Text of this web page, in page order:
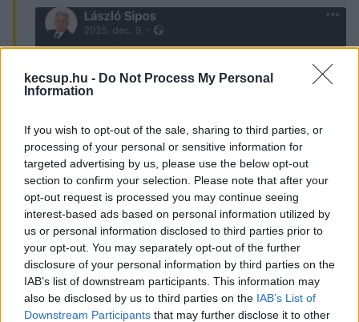
kecsup.hu - Do Not Process My Personal
Information
If you wish to opt-out of the sale, sharing to third parties, or
processing of your personal or sensitive information for
targeted advertising by us, please use the below opt-out
section to confirm your selection. Please note that after your
opt-out request is processed you may continue seeing
interest-based ads based on personal information utilized by
us or personal information disclosed to third parties prior to
your opt-out. You may separately opt-out of the further
disclosure of your personal information by third parties on the
IAB’s list of downstream participants. This information may
also be disclosed by us to third parties on the IAB’s List of
Downstream Participants that may further disclose it to other